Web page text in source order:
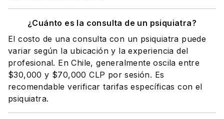
¿Cuánto es la consulta de un psiquiatra?
El costo de una consulta con un psiquiatra puede
variar según la ubicación y la experiencia del
profesional. En Chile, generalmente oscila entre
$30,000 y $70,000 CLP por sesión. Es
recomendable verificar tarifas específicas con el
psiquiatra.